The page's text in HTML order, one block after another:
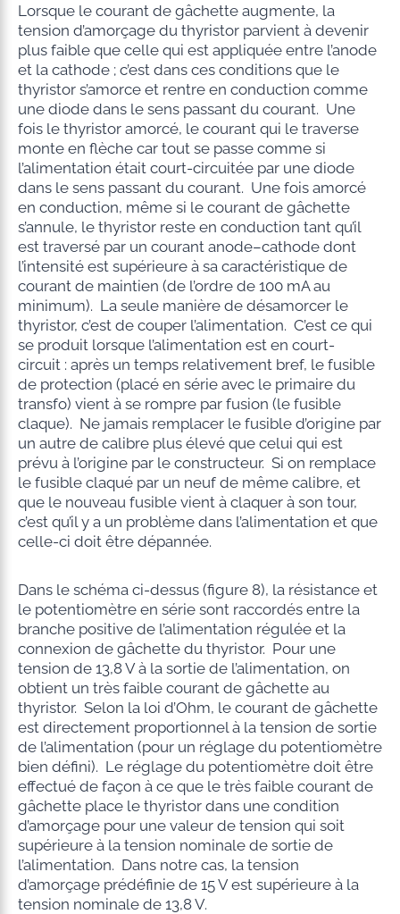
Lorsque le courant de gâchette augmente, la
tension d’amorçage du thyristor parvient à devenir
plus faible que celle qui est appliquée entre l’anode
et la cathode ; c’est dans ces conditions que le
thyristor s’amorce et rentre en conduction comme
une diode dans le sens passant du courant. Une
fois le thyristor amorcé, le courant qui le traverse
monte en flèche car tout se passe comme si
l’alimentation était court-circuitée par une diode
dans le sens passant du courant. Une fois amorcé
en conduction, même si le courant de gâchette
s’annule, le thyristor reste en conduction tant qu’il
est traversé par un courant anode–cathode dont
l’intensité est supérieure à sa caractéristique de
courant de maintien (de l’ordre de 100 mA au
minimum). La seule manière de désamorcer le
thyristor, c’est de couper l’alimentation. C’est ce qui
se produit lorsque l’alimentation est en court-
circuit : après un temps relativement bref, le fusible
de protection (placé en série avec le primaire du
transfo) vient à se rompre par fusion (le fusible
claque). Ne jamais remplacer le fusible d’origine par
un autre de calibre plus élevé que celui qui est
prévu à l’origine par le constructeur. Si on remplace
le fusible claqué par un neuf de même calibre, et
que le nouveau fusible vient à claquer à son tour,
c’est qu’il y a un problème dans l’alimentation et que
celle-ci doit être dépannée.
Dans le schéma ci-dessus (figure 8), la résistance et
le potentiomètre en série sont raccordés entre la
branche positive de l’alimentation régulée et la
connexion de gâchette du thyristor. Pour une
tension de 13,8 V à la sortie de l’alimentation, on
obtient un très faible courant de gâchette au
thyristor. Selon la loi d’Ohm, le courant de gâchette
est directement proportionnel à la tension de sortie
de l’alimentation (pour un réglage du potentiomètre
bien défini). Le réglage du potentiomètre doit être
effectué de façon à ce que le très faible courant de
gâchette place le thyristor dans une condition
d’amorçage pour une valeur de tension qui soit
supérieure à la tension nominale de sortie de
l’alimentation. Dans notre cas, la tension
d’amorçage prédéfinie de 15 V est supérieure à la
tension nominale de 13,8 V.